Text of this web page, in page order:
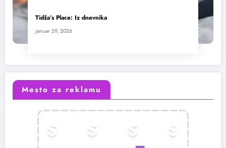
Tidža’s Place: Iz dnevnika
januar 29, 2026
Mesto za reklamu